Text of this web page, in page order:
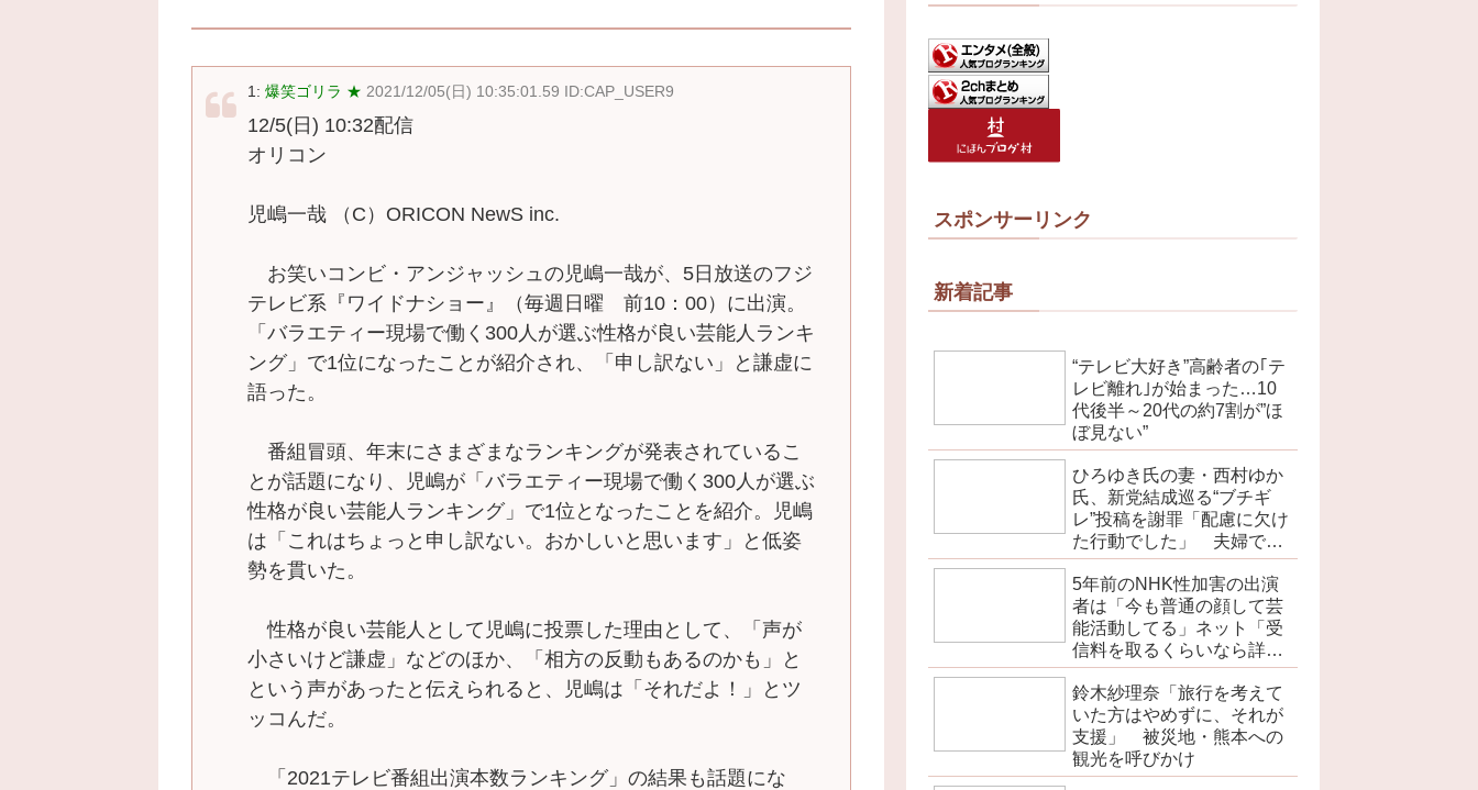
1: 爆笑ゴリラ ★ 2021/12/05(日) 10:35:01.59 ID:CAP_USER9
12/5(日) 10:32配信
オリコン
児嶋一哉 （C）ORICON NewS inc.
お笑いコンビ・アンジャッシュの児嶋一哉が、5日放送のフジ
テレビ系『ワイドナショー』（毎週日曜 前10：00）に出演。
「バラエティー現場で働く300人が選ぶ性格が良い芸能人ランキ
ング」で1位になったことが紹介され、「申し訳ない」と謙虚に
語った。
番組冒頭、年末にさまざまなランキングが発表されているこ
とが話題になり、児嶋が「バラエティー現場で働く300人が選ぶ
性格が良い芸能人ランキング」で1位となったことを紹介。児嶋
は「これはちょっと申し訳ない。おかしいと思います」と低姿
勢を貫いた。
性格が良い芸能人として児嶋に投票した理由として、「声が
小さいけど謙虚」などのほか、「相方の反動もあるのかも」と
という声があったと伝えられると、児嶋は「それだよ！」とツ
ッコんだ。
「2021テレビ番組出演本数ランキング」の結果も話題にな
スポンサーリンク
新着記事
“テレビ大好き”高齢者の｢テ
レビ離れ｣が始まった…10
代後半～20代の約7割が”ほ
ぼ見ない”
ひろゆき氏の妻・西村ゆか
氏、新党結成巡る“ブチギ
レ”投稿を謝罪「配慮に欠け
た行動でした」 夫婦で投
稿
5年前のNHK性加害の出演
者は「今も普通の顔して芸
能活動してる」ネット「受
信料を取るくらいなら詳細
を伝えよ」
鈴木紗理奈「旅行を考えて
いた方はやめずに、それが
支援」 被災地・熊本への
観光を呼びかけ